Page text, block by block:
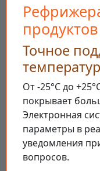
Точное
От -25°C до
покрывает
Электронная
параметры в
уведомления
вопросов.